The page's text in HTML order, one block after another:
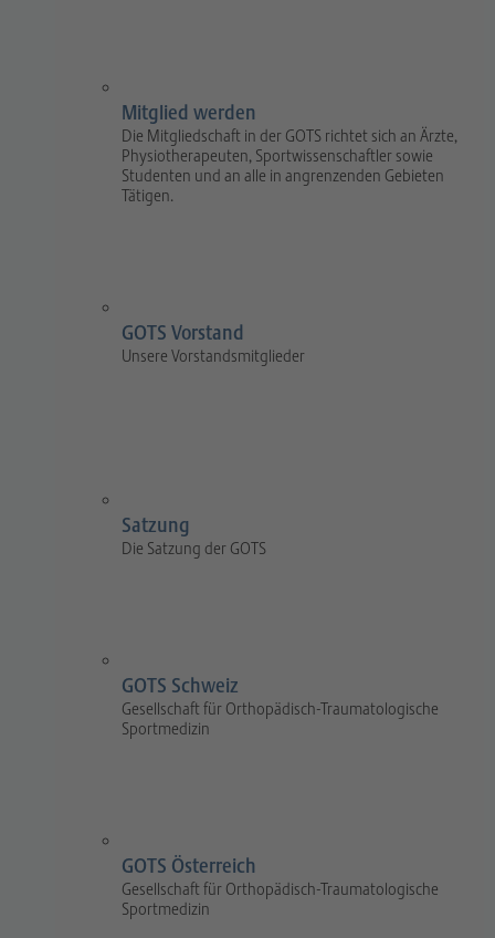
Mitglied werden
Die Mitgliedschaft in der GOTS richtet sich an Ärzte,
Physiotherapeuten, Sportwissenschaftler sowie
Studenten und an alle in angrenzenden Gebieten
Tätigen.
GOTS Vorstand
Unsere Vorstandsmitglieder
Satzung
Die Satzung der GOTS
GOTS Schweiz
Gesellschaft für Orthopädisch-Traumatologische
Sportmedizin
GOTS Österreich
Gesellschaft für Orthopädisch-Traumatologische
Sportmedizin